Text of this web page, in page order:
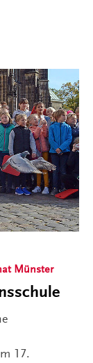
Münster
17.